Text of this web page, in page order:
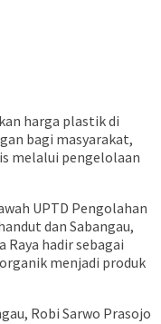
harga plastik di
bagi masyarakat,
melalui pengelolaan
UPTD Pengolahan
dan Sabangau,
Raya hadir sebagai
menjadi produk
Robi Sarwo Prasojo